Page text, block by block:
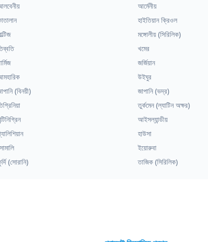
আর্মেনীয়
হাইতিয়ান ক্রিওল
মঙ্গোলীয় (সিরিলিক)
খমের
জর্জিয়ান
উইঘুর
(বিনয়ী) জাপানি (ভদ্র)
তুর্কমেন (ল্যাটিন অক্ষর)
আইসল্যান্ডীয়
হাউসা
ইয়োরুবা
(সোরানি) তাজিক (সিরিলিক)